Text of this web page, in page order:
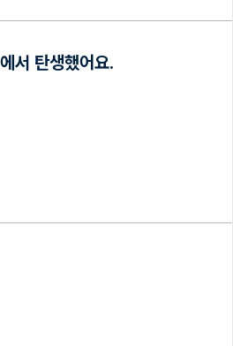
서 탄생했어요.